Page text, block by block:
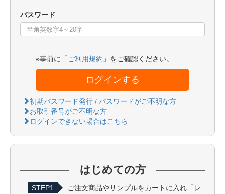
パスワード
※事前に「 ご利用規約 」をご確認ください。
ログインする
初期パスワード発行 / パスワードがご不明な方
お取引番号がご不明な方
ログインできない場合はこちら
はじめての方
STEP1
ご注文商品やサンプルをカートに入れ「レ